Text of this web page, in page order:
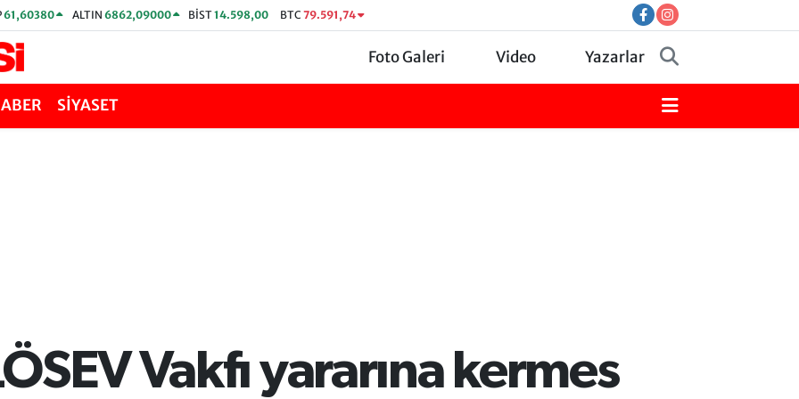
61,60380 ALTIN 6862,09000 BİST14.598,00 BTC 79.591,74
Foto Galeri Video Yazarlar
SİYASET
Vakfı yararına kermes